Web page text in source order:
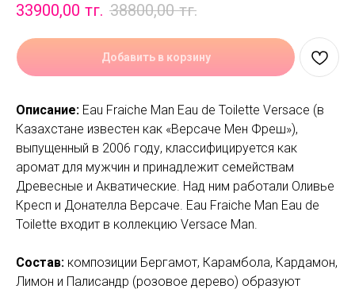
33900,00 тг. 38800,00 тг.
Добавить в корзину
Описание: Eau Fraiche Man Eau de Toilette Versace (в
Казахстане известен как «Версаче Мен Фреш»),
выпущенный в 2006 году, классифицируется как
аромат для мужчин и принадлежит семействам
Древесные и Акватические. Над ним работали Оливье
Кресп и Донателла Версаче. Eau Fraiche Man Eau de
Toilette входит в коллекцию Versace Man.
Состав: композиции Бергамот, Карамбола, Кардамон,
Лимон и Палисандр (розовое дерево) образуют